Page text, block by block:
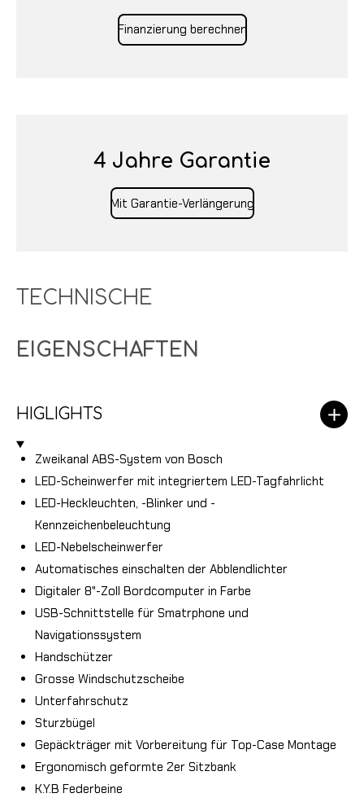
Finanzierung berechnen
4 Jahre Garantie
Mit Garantie-Verlängerung
TECHNISCHE
EIGENSCHAFTEN
HIGLIGHTS
Zweikanal ABS-System von Bosch
LED-Scheinwerfer mit integriertem LED-Tagfahrlicht
LED-Heckleuchten, -Blinker und -
Kennzeichenbeleuchtung
LED-Nebelscheinwerfer
Automatisches einschalten der Abblendlichter
Digitaler 8"-Zoll Bordcomputer in Farbe
USB-Schnittstelle für Smatrphone und
Navigationssystem
Handschützer
Grosse Windschutzscheibe
Unterfahrschutz
Sturzbügel
Gepäckträger mit Vorbereitung für Top-Case Montage
Ergonomisch geformte 2er Sitzbank
K.Y.B Federbeine